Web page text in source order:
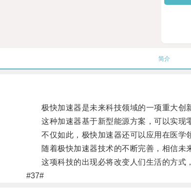
简介
极快加速器是未来科技领域的一项重大创新
这种加速器基于新型能源方案，可以实现零
不仅如此，极快加速器还可以应用在医学
随着极快加速器技术的不断完善，相信未来
这项科技的出现必将改变人们生活的方式
#37#